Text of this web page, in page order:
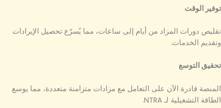
توفير الوقت
تقليص دورات المزاد من أيام إلى ساعات، مما يُسرّع تحصيل الإيرادات
وتقديم الخدمات.
تحقيق التوسع
المنصة قادرة الآن على التعامل مع مزادات متزامنة متعددة، مما يوسع
الطاقة التشغيلية لـ NTRA.